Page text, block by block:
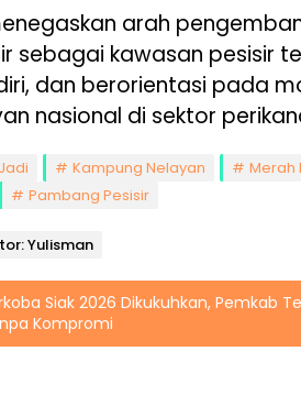
arah
sebagai kawasan pesisir
dan berorientasi pada
nasional di sektor
Kampung Nelayan
Merah
Pambang Pesisir
Yulisman
Siak 2026 Dikukuhkan, Pemkab
Kompromi